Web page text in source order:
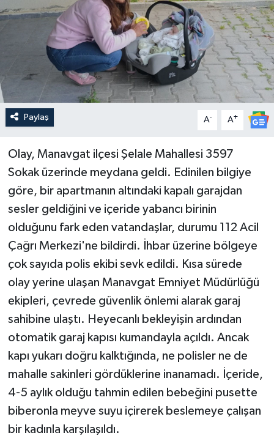
Paylaş A- A+
Olay, Manavgat ilçesi Şelale Mahallesi 3597
Sokak üzerinde meydana geldi. Edinilen bilgiye
göre, bir apartmanın altındaki kapalı garajdan
sesler geldiğini ve içeride yabancı birinin
olduğunu fark eden vatandaşlar, durumu 112 Acil
Çağrı Merkezi'ne bildirdi. İhbar üzerine bölgeye
çok sayıda polis ekibi sevk edildi. Kısa sürede
olay yerine ulaşan Manavgat Emniyet Müdürlüğü
ekipleri, çevrede güvenlik önlemi alarak garaj
sahibine ulaştı. Heyecanlı bekleyişin ardından
otomatik garaj kapısı kumandayla açıldı. Ancak
kapı yukarı doğru kalktığında, ne polisler ne de
mahalle sakinleri gördüklerine inanamadı. İçeride,
4-5 aylık olduğu tahmin edilen bebeğini pusette
biberonla meyve suyu içirerek beslemeye çalışan
bir kadınla karşılaşıldı.
Siyaset
Spor